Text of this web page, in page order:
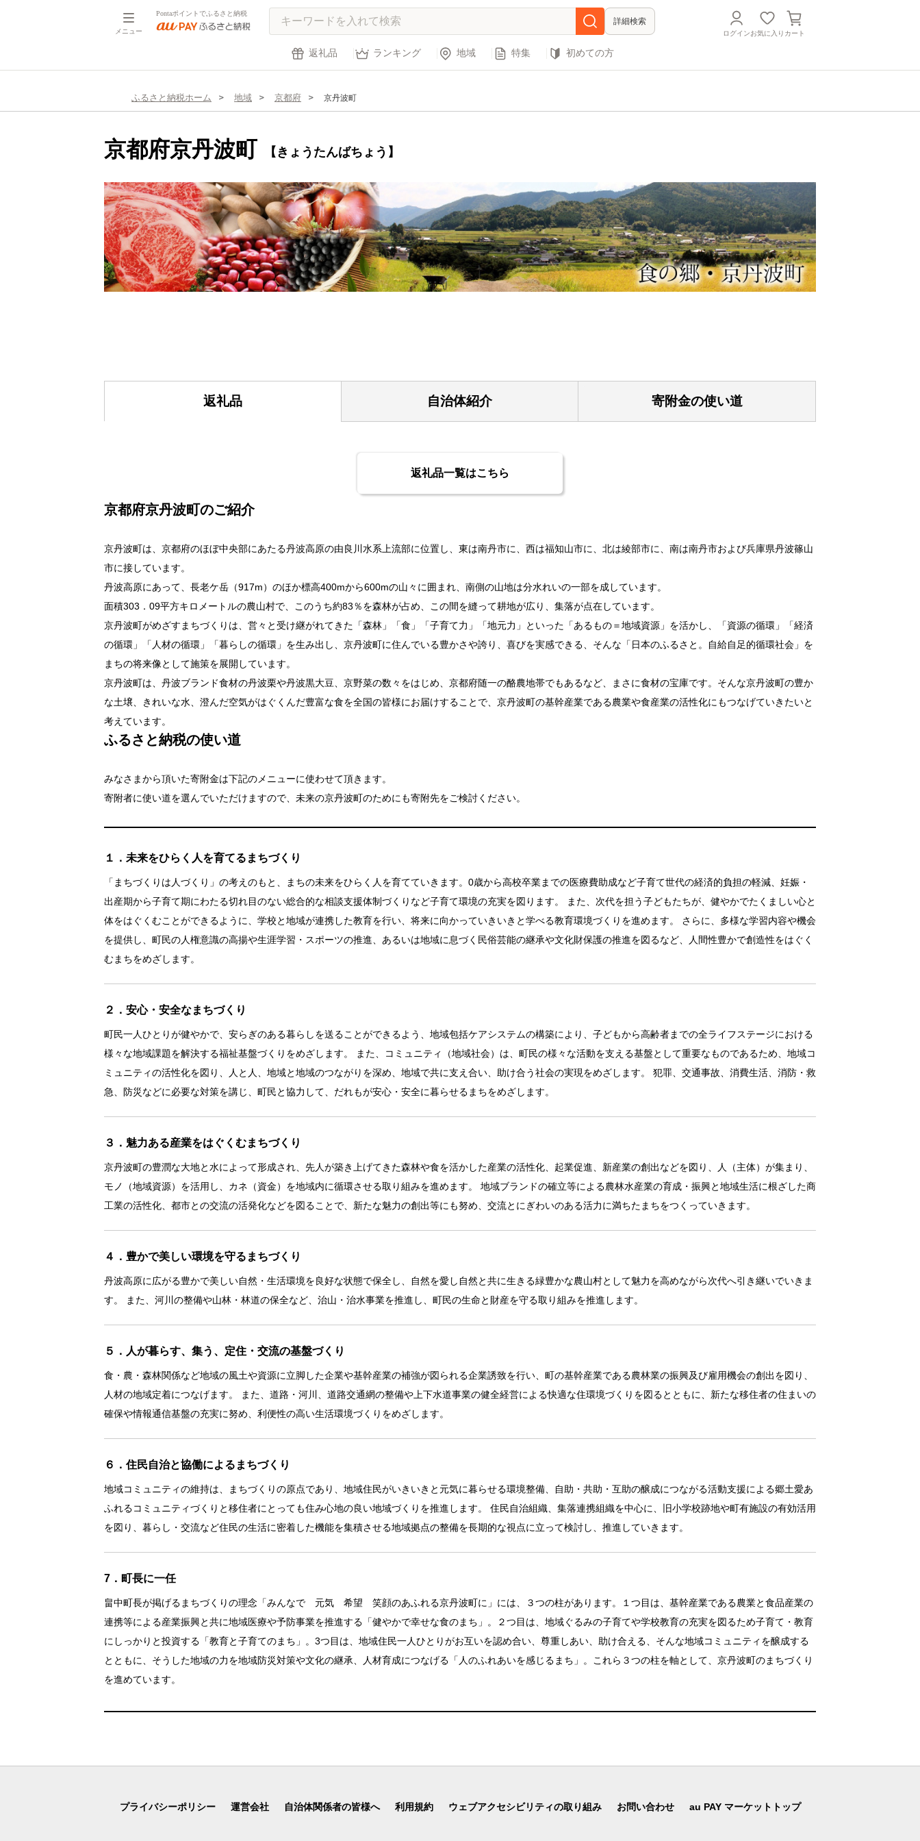
メニュー
Pontaポイントでふるさと納税
詳細検索
ログインお気に入り カート
返礼品 ランキング 地域 特集 初めての方
ふるさと納税ホーム 地域 京都府 京丹波町
京都府京丹波町 【きょうたんばちょう】
返礼品 自治体紹介 寄附金の使い道
返礼品一覧はこちら
京都府京丹波町のご紹介
京丹波町は、京都府のほぼ中央部にあたる丹波高原の由良川水系上流部に位置し、東は南丹市に、西は福知山市に、北は綾部市に、南は南丹市および兵庫県丹波篠山
市に接しています。
丹波高原にあって、長老ケ岳（917m）のほか標高400mから600mの山々に囲まれ、南側の山地は分水れいの一部を成しています。
面積303．09平方キロメートルの農山村で、このうち約83％を森林が占め、この間を縫って耕地が広り、集落が点在しています。
京丹波町がめざすまちづくりは、営々と受け継がれてきた「森林」「食」「子育て力」「地元力」といった「あるもの＝地域資源」を活かし、「資源の循環」「経済
の循環」「人材の循環」「暮らしの循環」を生み出し、京丹波町に住んでいる豊かさや誇り、喜びを実感できる、そんな「日本のふるさと。自給自足的循環社会」を
まちの将来像として施策を展開しています。
京丹波町は、丹波ブランド食材の丹波栗や丹波黒大豆、京野菜の数々をはじめ、京都府随一の酪農地帯でもあるなど、まさに食材の宝庫です。そんな京丹波町の豊か
な土壌、きれいな水、澄んだ空気がはぐくんだ豊富な食を全国の皆様にお届けすることで、京丹波町の基幹産業である農業や食産業の活性化にもつなげていきたいと
考えています。
ふるさと納税の使い道
みなさまから頂いた寄附金は下記のメニューに使わせて頂きます。
寄附者に使い道を選んでいただけますので、未来の京丹波町のためにも寄附先をご検討ください。
１．未来をひらく人を育てるまちづくり
「まちづくりは人づくり」の考えのもと、まちの未来をひらく人を育てていきます。0歳から高校卒業までの医療費助成など子育て世代の経済的負担の軽減、妊娠・
出産期から子育て期にわたる切れ目のない総合的な相談支援体制づくりなど子育て環境の充実を図ります。 また、次代を担う子どもたちが、健やかでたくましい心と
体をはぐくむことができるように、学校と地域が連携した教育を行い、将来に向かっていきいきと学べる教育環境づくりを進めます。 さらに、多様な学習内容や機会
を提供し、町民の人権意識の高揚や生涯学習・スポーツの推進、あるいは地域に息づく民俗芸能の継承や文化財保護の推進を図るなど、人間性豊かで創造性をはぐく
むまちをめざします。
２．安心・安全なまちづくり
町民一人ひとりが健やかで、安らぎのある暮らしを送ることができるよう、地域包括ケアシステムの構築により、子どもから高齢者までの全ライフステージにおける
様々な地域課題を解決する福祉基盤づくりをめざします。 また、コミュニティ（地域社会）は、町民の様々な活動を支える基盤として重要なものであるため、地域コ
ミュニティの活性化を図り、人と人、地域と地域のつながりを深め、地域で共に支え合い、助け合う社会の実現をめざします。 犯罪、交通事故、消費生活、消防・救
急、防災などに必要な対策を講じ、町民と協力して、だれもが安心・安全に暮らせるまちをめざします。
３．魅力ある産業をはぐくむまちづくり
京丹波町の豊潤な大地と水によって形成され、先人が築き上げてきた森林や食を活かした産業の活性化、起業促進、新産業の創出などを図り、人（主体）が集まり、
モノ（地域資源）を活用し、カネ（資金）を地域内に循環させる取り組みを進めます。 地域ブランドの確立等による農林水産業の育成・振興と地域生活に根ざした商
工業の活性化、都市との交流の活発化などを図ることで、新たな魅力の創出等にも努め、交流とにぎわいのある活力に満ちたまちをつくっていきます。
４．豊かで美しい環境を守るまちづくり
丹波高原に広がる豊かで美しい自然・生活環境を良好な状態で保全し、自然を愛し自然と共に生きる緑豊かな農山村として魅力を高めながら次代へ引き継いでいきま
す。 また、河川の整備や山林・林道の保全など、治山・治水事業を推進し、町民の生命と財産を守る取り組みを推進します。
５．人が暮らす、集う、定住・交流の基盤づくり
食・農・森林関係など地域の風土や資源に立脚した企業や基幹産業の補強が図られる企業誘致を行い、町の基幹産業である農林業の振興及び雇用機会の創出を図り、
人材の地域定着につなげます。 また、道路・河川、道路交通網の整備や上下水道事業の健全経営による快適な住環境づくりを図るとともに、新たな移住者の住まいの
確保や情報通信基盤の充実に努め、利便性の高い生活環境づくりをめざします。
６．住民自治と協働によるまちづくり
地域コミュニティの維持は、まちづくりの原点であり、地域住民がいきいきと元気に暮らせる環境整備、自助・共助・互助の醸成につながる活動支援による郷土愛あ
ふれるコミュニティづくりと移住者にとっても住み心地の良い地域づくりを推進します。 住民自治組織、集落連携組織を中心に、旧小学校跡地や町有施設の有効活用
を図り、暮らし・交流など住民の生活に密着した機能を集積させる地域拠点の整備を長期的な視点に立って検討し、推進していきます。
7．町長に一任
畠中町長が掲げるまちづくりの理念「みんなで 元気 希望 笑顔のあふれる京丹波町に」には、３つの柱があります。１つ目は、基幹産業である農業と食品産業の
連携等による産業振興と共に地域医療や予防事業を推進する「健やかで幸せな食のまち」。２つ目は、地域ぐるみの子育てや学校教育の充実を図るため子育て・教育
にしっかりと投資する「教育と子育てのまち」。3つ目は、地域住民一人ひとりがお互いを認め合い、尊重しあい、助け合える、そんな地域コミュニティを醸成する
とともに、そうした地域の力を地域防災対策や文化の継承、人材育成につなげる「人のふれあいを感じるまち」。これら３つの柱を軸として、京丹波町のまちづくり
を進めています。
プライバシーポリシー 運営会社 自治体関係者の皆様へ 利用規約 ウェブアクセシビリティの取り組み お問い合わせ au PAY マーケットトップ